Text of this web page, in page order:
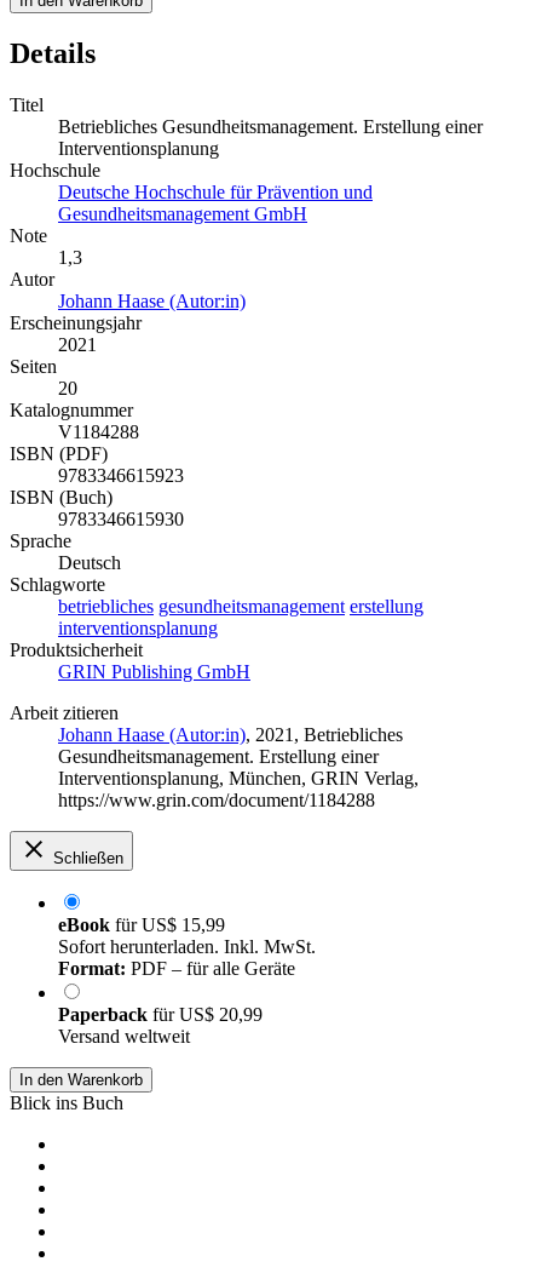
Details
Titel
Betriebliches Gesundheitsmanagement. Erstellung einer
Interventionsplanung
Hochschule
Deutsche Hochschule für Prävention und
Gesundheitsmanagement GmbH
Note
1,3
Autor
Johann Haase (Autor:in)
Erscheinungsjahr
2021
Seiten
20
Katalognummer
V1184288
ISBN (PDF)
9783346615923
ISBN (Buch)
9783346615930
Sprache
Deutsch
Schlagworte
betriebliches gesundheitsmanagement erstellung
interventionsplanung
Produktsicherheit
GRIN Publishing GmbH
Arbeit zitieren
Johann Haase (Autor:in), 2021, Betriebliches
Gesundheitsmanagement. Erstellung einer
Interventionsplanung, München, GRIN Verlag,
https://www.grin.com/document/1184288
Schließen
eBook fürUS$ 15,99
Sofort herunterladen. Inkl. MwSt.
Format: PDF – für alle Geräte
Paperback fürUS$ 20,99
Versand weltweit
In den Warenkorb
Blick ins Buch